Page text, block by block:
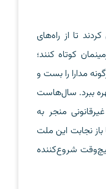
تا از راه‌های
کوتاه کنند؛
مدارا را بست و
ببرد. سال‌هاست
منجر به
نجابت این ملت
شروع‌کننده